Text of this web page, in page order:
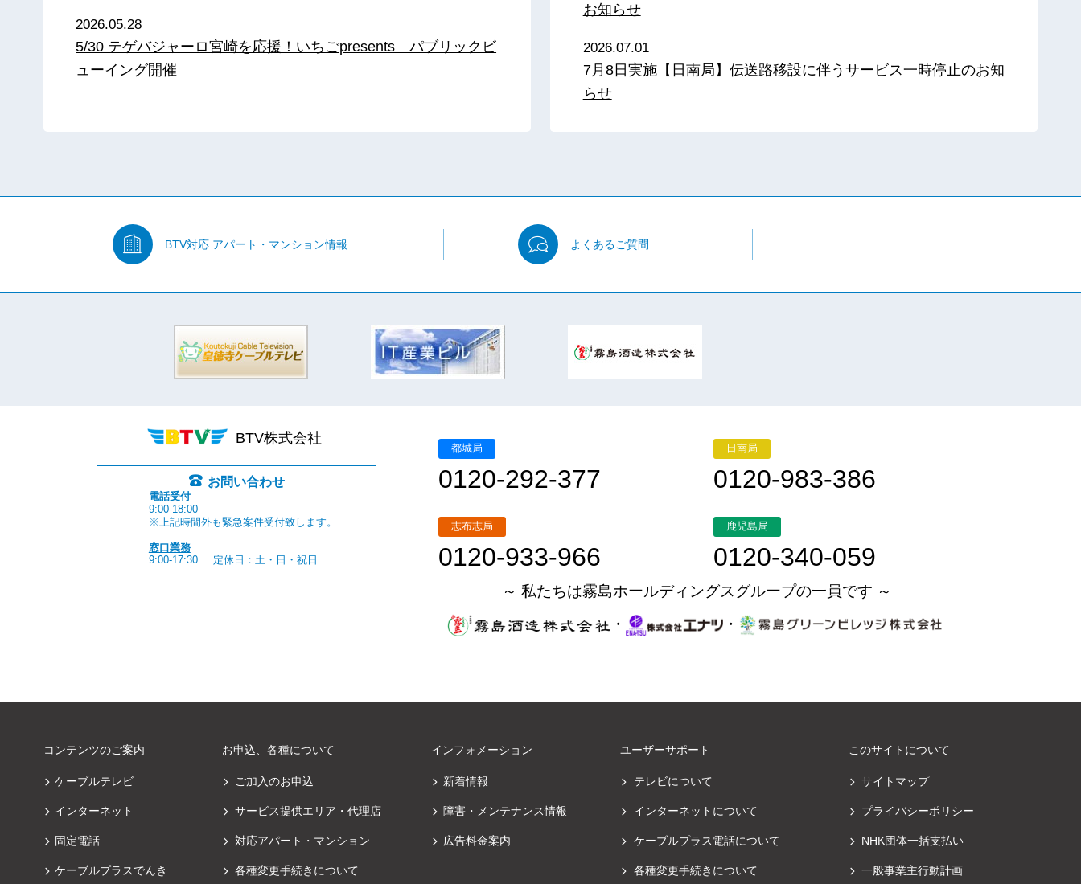
2026.05.28
5/30 テゲバジャーロ宮崎を応援！いちごpresents パブリックビ
ューイング開催
お知らせ
2026.07.01
7月8日実施【日南局】伝送路移設に伴うサービス一時停止のお知
らせ
BTV対応 アパート・マンション情報 よくあるご質問
BTV株式会社
お問い合わせ
電話受付
9:00-18:00
※上記時間外も緊急案件受付致します。
窓口業務
9:00-17:30
定休日：土・日・祝日
都城局
0120-292-377
日南局
0120-983-386
志布志局
0120-933-966
鹿児島局
0120-340-059
～ 私たちは霧島ホールディングスグループの一員です ～
・
・
コンテンツのご案内
ケーブルテレビ
インターネット
固定電話
ケーブルプラスでんき
お申込、各種について
ご加入のお申込
サービス提供エリア・代理店
対応アパート・マンション
各種変更手続きについて
インフォメーション
新着情報
障害・メンテナンス情報
広告料金案内
ユーザーサポート
テレビについて
インターネットについて
ケーブルプラス電話について
各種変更手続きについて
このサイトについて
サイトマップ
プライバシーポリシー
NHK団体一括支払い
一般事業主行動計画